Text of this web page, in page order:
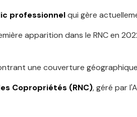
professionnelqui gère
apparition dans le RNC en
une couverture géographique
Copropriétés (RNC), géré par